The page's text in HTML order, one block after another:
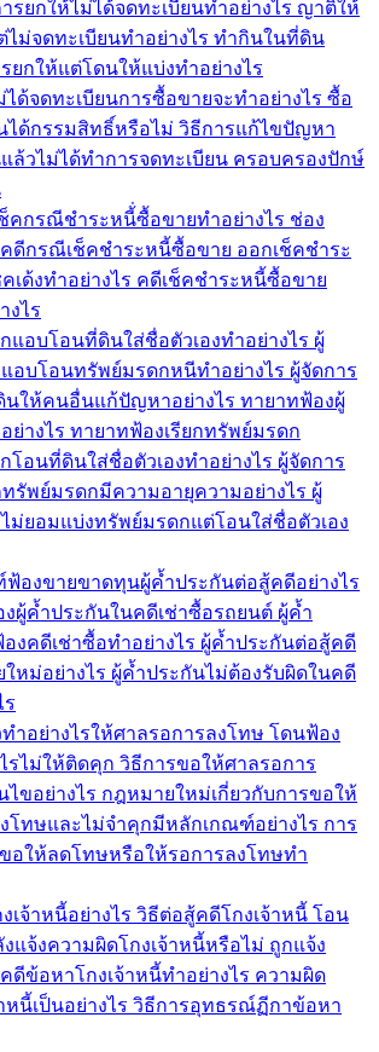
รยกให้ไม่ได้จดทะเบียนทำอย่างไร ญาติให้
ม่จดทะเบียนทำอย่างไร ทำกินในที่ดิน
ยกให้แต่โดนให้แบ่งทำอย่างไร
ด้จดทะเบียนการซื้อขายจะทำอย่างไร ซื้อ
ด้กรรมสิทธิ์หรือไม่ วิธีการแก้ไขปัญหา
วไม่ได้ทำการจดทะเบียน ครอบครองปักษ์
คกรณีชำระหนี้่ซื้อขายทำอย่างไร ช่อง
ดีกรณีเช็คชำระหนี้ซื้อขาย ออกเช็คชำระ
เด้งทำอย่างไร คดีเช็คชำระหนี้ซื้อขาย
งไร
แอบโอนที่ดินใส่ชื่อตัวเองทำอย่างไร ผู้
อบโอนทรัพย์มรดกหนีทำอย่างไร ผู้จัดการ
ให้คนอื่นแก้ปัญหาอย่างไร ทายาทฟ้องผู้
ย่างไร ทายาทฟ้องเรียกทรัพย์มรดก
โอนที่ดินใส่ชื่อตัวเองทำอย่างไร ผู้จัดการ
รัพย์มรดกมีความอายุความอย่างไร ผู้
ม่ยอมแบ่งทรัพย์มรดกแต่โอนใส่ชื่อตัวเอง
องขายขาดทุนผู้ค้ำประกันต่อสู้คดีอย่างไร
ผู้ค้ำประกันในคดีเช่าซื้อรถยนต์ ผู้ค้ำ
งคดีเช่าซื้อทำอย่างไร ผู้ค้ำประกันต่อสู้คดี
หม่อย่างไร ผู้ค้ำประกันไม่ต้องรับผิดในคดี
ร
ำอย่างไรให้ศาลรอการลงโทษ โดนฟ้อง
รไม่ให้ติดคุก วิธีการขอให้ศาลรอการ
ไขอย่างไร กฎหมายใหม่เกี่ยวกับการขอให้
โทษและไม่จำคุกมีหลักเกณฑ์อย่างไร การ
อให้ลดโทษหรือให้รอการลงโทษทำ
เจ้าหนี้อย่างไร วิธีต่อสู้คดีโกงเจ้าหนี้ โอน
แจ้งความผิดโกงเจ้าหนี้หรือไม่ ถูกแจ้ง
ดีข้อหาโกงเจ้าหนี้ทำอย่างไร ความผิด
หนี้เป็นอย่างไร วิธีการอุทธรณ์ฏีกาข้อหา